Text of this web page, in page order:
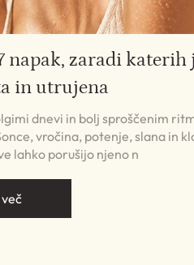
napak, zaradi katerih
in utrujena
dnevi in bolj sproščenim
vročina, potenje, slana in
lahko porušijo njeno n
več